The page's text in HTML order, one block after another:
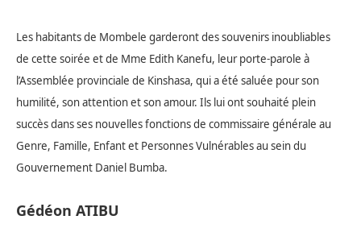
Les habitants de Mombele garderont des souvenirs inoubliables
de cette soirée et de Mme Edith Kanefu, leur porte-parole à
l’Assemblée provinciale de Kinshasa, qui a été saluée pour son
humilité, son attention et son amour. Ils lui ont souhaité plein
succès dans ses nouvelles fonctions de commissaire générale au
Genre, Famille, Enfant et Personnes Vulnérables au sein du
Gouvernement Daniel Bumba.
Gédéon ATIBU